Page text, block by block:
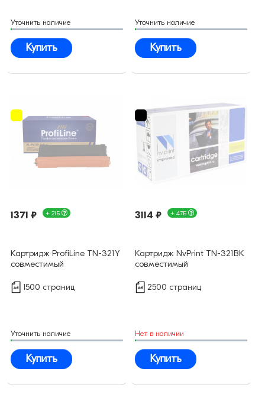
Уточнить наличие
Купить
Уточнить наличие
Купить
1371 ₽ + 21Б
Картридж ProfiLine TN-321Y
совместимый
1500 страниц
Уточнить наличие
Купить
3114 ₽ + 47Б
Картридж NvPrint TN-321BK
совместимый
2500 страниц
Нет в наличии
Купить